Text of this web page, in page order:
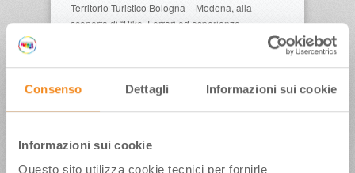
Consenso Dettagli Informazioni sui cookie
Informazioni sui cookie
Questo sito utilizza cookie tecnici per fornirle
Territorio Turistico Bologna – Modena, alla
scoperta di “Bike, Ferrari ed esperienze
enogastronomiche”. Nell’Appennino Reggiano è
Emilia al Castello dei Burattini (Pr), al Castello
delle Fiabe (Pc) e al Labirinto della Masone (Pr).
Romagna si terrà un’esperienza nel Parco del
Delta del Po a Comacchio (Fe), e ancora visita ai